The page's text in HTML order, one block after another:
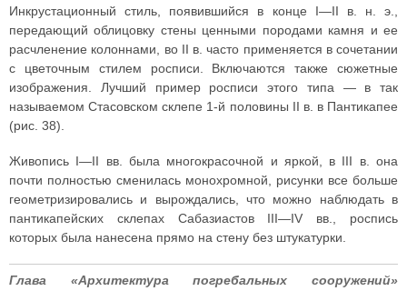
Инкрустационный стиль, появившийся в конце I—II в. н. э.,
передающий облицовку стены ценными породами камня и ее
расчленение колоннами, во II в. часто применяется в сочетании
с цветочным стилем росписи. Включаются также сюжетные
изображения. Лучший пример росписи этого типа — в так
называемом Стасовском склепе 1-й половины II в. в Пантикапее
(рис. 38).
Живопись I—II вв. была многокрасочной и яркой, в III в. она
почти полностью сменилась монохромной, рисунки все больше
геометризировались и вырождались, что можно наблюдать в
пантикапейских склепах Сабазиастов III—IV вв., роспись
которых была нанесена прямо на стену без штукатурки.
Глава «Архитектура погребальных сооружений»